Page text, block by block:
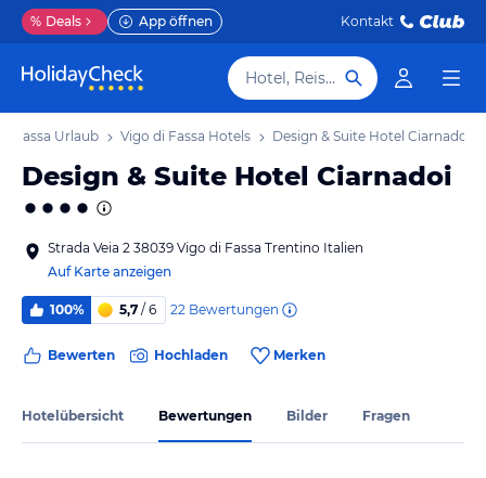
% Deals App öffnen Kontakt
Hotel, Reiseziel
Fassa Urlaub Vigo di Fassa Hotels Design & Suite Hotel Ciarnadoi
Design & Suite Hotel Ciarnadoi
Strada Veia 2 38039 Vigo di Fassa Trentino Italien
Auf Karte anzeigen
100% 5,7 / 6 22 Bewertungen
Bewerten Hochladen Merken
Hotelübersicht Bewertungen Bilder Fragen